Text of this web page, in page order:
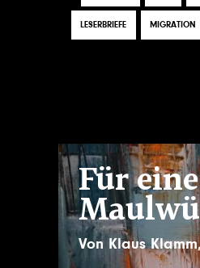
LESERBRIEFE MIGRATION
Für
VonKlaus Klamm